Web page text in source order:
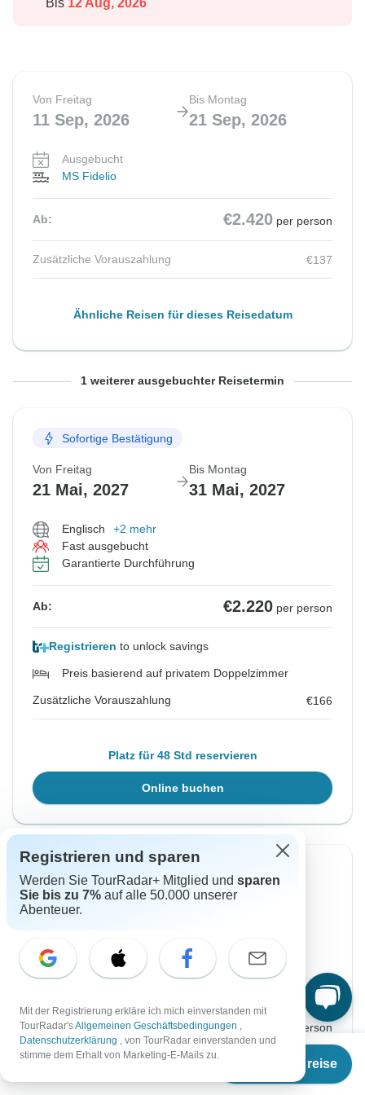
Termine & Preise
Mit freundlichen Grüßen,
Bis 12 Aug, 2026
Von Freitag
11 Sep, 2026
Bis Montag
21 Sep, 2026
Ausgebucht
MS Fidelio
Ab: €2.420 per person
Zusätzliche Vorauszahlung €137
Ähnliche Reisen für dieses Reisedatum
Von Donnerstag Bis Sonntag
Ausgebucht
€2.960
Zusätzliche Vorauszahlung
1 weiterer ausgebuchter Reisetermin
Sofortige Bestätigung
Von Freitag
21 Mai, 2027
Bis Montag
31 Mai, 2027
Englisch
+2 mehr
Fast ausgebucht
Garantierte Durchführung
Ab: €2.220 per person
Registrieren to unlock savings
Preis basierend auf privatem Doppelzimmer
Zusätzliche Vorauszahlung €166
Platz für 48 Std reservieren
Online buchen
Sofortige Bestätigung
Von Donnerstag
Englisch
+2 mehr
Garantierte Durchführung
Ab: €2.220 per person
Registrieren und sparen
Werden Sie TourRadar+ Mitglied und sparen
Sie bis zu 7% auf alle 50.000 unserer
Abenteuer.
Mit der Registrierung erkläre ich mich einverstanden mit
TourRadar'sAllgemeinen Geschäftsbedingungen ,
Datenschutzerklärung , von TourRadar einverstanden und
stimme dem Erhalt von Marketing-E-Mails zu.